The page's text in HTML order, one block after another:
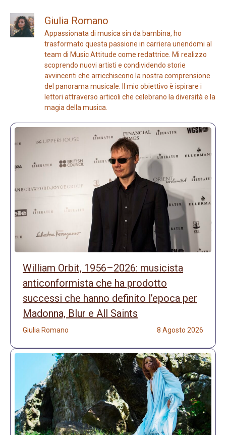
Giulia Romano
Appassionata di musica sin da bambina, ho
trasformato questa passione in carriera unendomi al
team di Music Attitude come redattrice. Mi realizzo
scoprendo nuovi artisti e condividendo storie
avvincenti che arricchiscono la nostra comprensione
del panorama musicale. Il mio obiettivo è ispirare i
lettori attraverso articoli che celebrano la diversità e la
magia della musica.
William Orbit, 1956–2026: musicista
anticonformista che ha prodotto
successi che hanno definito l’epoca per
Madonna, Blur e All Saints
Giulia Romano 8 Agosto 2026